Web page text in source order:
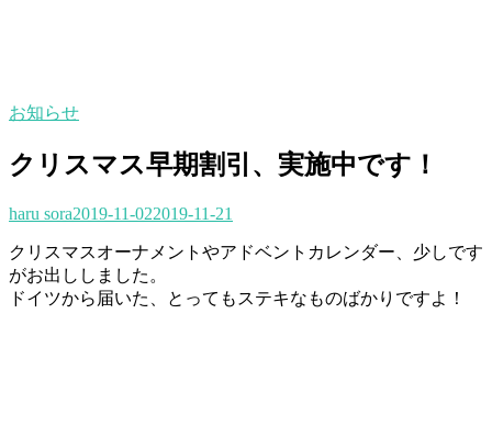
お知らせ
クリスマス早期割引、実施中です！
haru sora2019-11-022019-11-21
クリスマスオーナメントやアドベントカレンダー、少しです
がお出ししました。
ドイツから届いた、とってもステキなものばかりですよ！